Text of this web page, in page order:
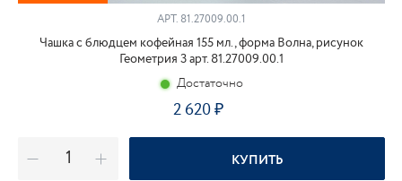
АРТ. 81.27009.00.1
Чашка с блюдцем кофейная 155 мл., форма Волна, рисунок
Геометрия 3 арт. 81.27009.00.1
Достаточно
2 620
КУПИТЬ